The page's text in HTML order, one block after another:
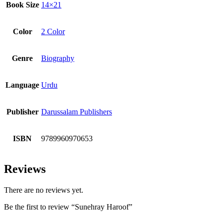
Book Size 14×21
Color 2 Color
Genre Biography
Language Urdu
Publisher Darussalam Publishers
ISBN 9789960970653
Reviews
There are no reviews yet.
Be the first to review “Sunehray Haroof”